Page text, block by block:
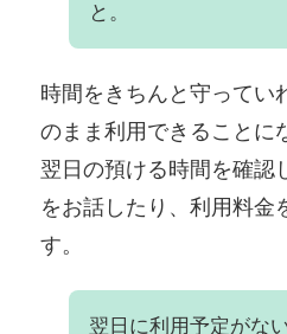
と。
時間をきちんと守ってい
のまま利用できることに
翌日の預ける時間を確認
をお話したり、利用料金
す。
翌日に利用予定がな